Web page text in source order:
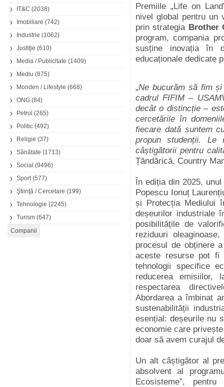
IT&C (2038)
Imobiliare (742)
Industrie (1062)
Justiţie (610)
Media / Publicitate (1409)
Mediu (875)
Monden / Lifestyle (668)
ONG (84)
Petrol (265)
Politic (492)
Religie (37)
Sănătate (1713)
Social (9496)
Sport(577)
Ştiinţă / Cercetare (199)
Tehnologie (2245)
Turism (647)
Premiile „Life on
nivel global pentru un
prin strategia Brother
program, compania
susține inovația în
educaționale dedicate
„Ne bucurăm să fim
cadrul FIFIM –
decât o distincție –
cercetările în
fiecare dată suntem
propun studenții. Le
câștigătorii pentru
Țăndărică, Country
În ediția din 2025,
Popescu Ionuț
și Protecția Mediului
deșeurilor industriale
posibilitățile de
reziduuri
procesul de obținere
aceste resurse pot fi
tehnologii specifice
reducerea emisiilor,
respectarea
Abordarea a îmbinat
sustenabilității
esențial: deșeurile nu
economie care
doar să avem curajul
Un alt câștigător al
absolvent al
Ecosisteme”,